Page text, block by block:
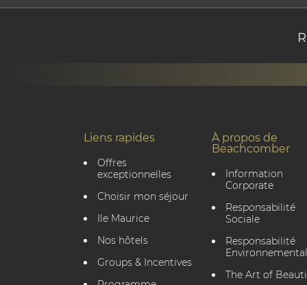
Liens rapides
Offres
exceptionnelles
Choisir mon séjour
Ile Maurice
Nos hôtels
Groups & Incentives
À propos de
Beachcomber
Information
Corporate
Responsabilité
Sociale
Responsabilité
The Art of